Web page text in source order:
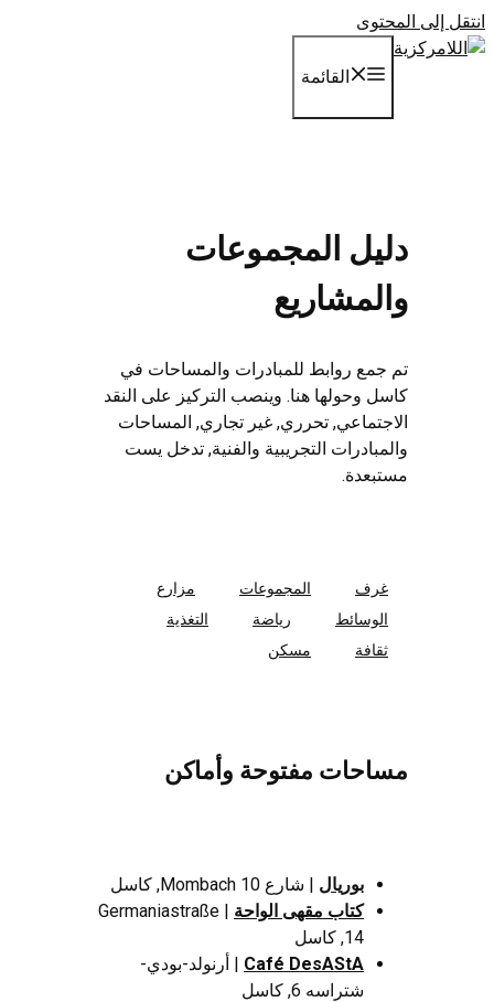
انتقل إلى المحتوى
القائمة
دليل المجموعات
والمشاريع
تم جمع روابط للمبادرات والمساحات في
كاسل وحولها هنا. وينصب التركيز على النقد
الاجتماعي, تحرري, غير تجاري, المساحات
والمبادرات التجريبية والفنية, تدخل يست
مستبعدة.
غرف المجموعات
مزارع
الوسائط
رياضة
التغذية
ثقافة
مسكن
مساحات مفتوحة وأماكن
بوريال | شارع Mombach 10, كاسل
كتاب مقهى الواحة
| Germaniastraße
14, كاسل
Café DesAStA | أرنولد-بودي-
شتراسه 6, كاسل